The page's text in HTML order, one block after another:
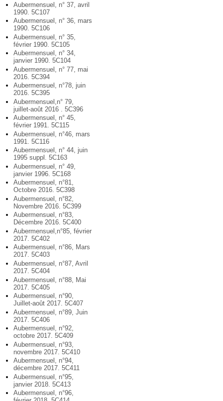
Aubermensuel, n° 37, avril
1990. 5C107
Aubermensuel, n° 36, mars
1990. 5C106
Aubermensuel, n° 35,
février 1990. 5C105
Aubermensuel, n° 34,
janvier 1990. 5C104
Aubermensuel, n° 77, mai
2016. 5C394
Aubermensuel, n°78, juin
2016. 5C395
Aubermensuel,n° 79,
juillet-août 2016 . 5C396
Aubermensuel, n° 45,
février 1991. 5C115
Aubermensuel, n°46, mars
1991. 5C116
Aubermensuel, n° 44, juin
1995 suppl. 5C163
Aubermensuel, n° 49,
janvier 1996. 5C168
Aubermensuel, n°81,
Octobre 2016. 5C398
Aubermensuel, n°82,
Novembre 2016. 5C399
Aubermensuel, n°83,
Décembre 2016. 5C400
Aubermensuel,n°85, février
2017. 5C402
Aubermensuel, n°86, Mars
2017. 5C403
Aubermensuel, n°87, Avril
2017. 5C404
Aubermensuel, n°88, Mai
2017. 5C405
Aubermensuel, n°90,
Juillet-août 2017. 5C407
Aubermensuel, n°89, Juin
2017. 5C406
Aubermensuel, n°92,
octobre 2017. 5C409
Aubermensuel, n°93,
novembre 2017. 5C410
Aubermensuel, n°94,
décembre 2017. 5C411
Aubermensuel, n°95,
janvier 2018. 5C413
Aubermensuel, n°96,